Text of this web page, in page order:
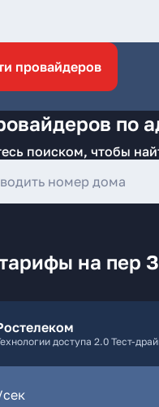
провайдеров
по
поиском, чтобы
на пер
доступа 2.0 Тест-